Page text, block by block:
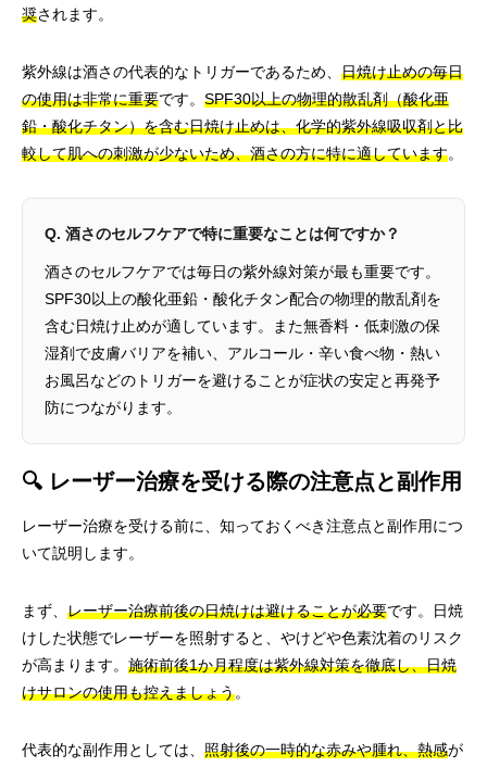
奨されます。
紫外線は酒さの代表的なトリガーであるため、 日焼け止めの毎日
の使用は非常に重要です。 SPF30以上の物理的散乱剤（酸化亜
鉛・酸化チタン）を含む日焼け止めは、化学的紫外線吸収剤と比
較して肌への刺激が少ないため、酒さの方に特に適しています。
Q. 酒さのセルフケアで特に重要なことは何ですか？
酒さのセルフケアでは毎日の紫外線対策が最も重要です。
SPF30以上の酸化亜鉛・酸化チタン配合の物理的散乱剤を
含む日焼け止めが適しています。また無香料・低刺激の保
湿剤で皮膚バリアを補い、アルコール・辛い食べ物・熱い
お風呂などのトリガーを避けることが症状の安定と再発予
防につながります。
🔍 レーザー治療を受ける際の注意点と副作用
レーザー治療を受ける前に、知っておくべき注意点と副作用につ
いて説明します。
まず、 レーザー治療前後の日焼けは避けることが必要です。日焼
けした状態でレーザーを照射すると、やけどや色素沈着のリスク
が高まります。 施術前後1か月程度は紫外線対策を徹底し、日焼
けサロンの使用も控えましょう。
代表的な副作用としては、 照射後の一時的な赤みや腫れ、熱感が